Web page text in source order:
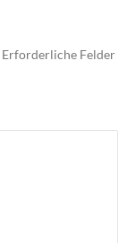
Erforderliche Felder